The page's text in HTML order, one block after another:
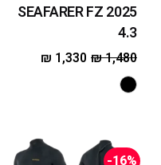
SEAFARER FZ 2025
4.3
₪1,480
₪ 1,330
-16%